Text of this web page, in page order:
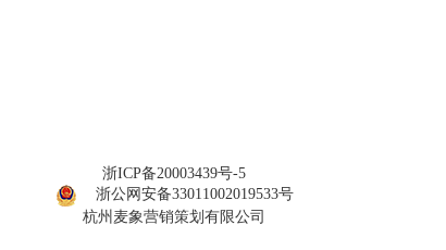
浙ICP备20003439号-5
浙公网安备33011002019533号
杭州麦象营销策划有限公司